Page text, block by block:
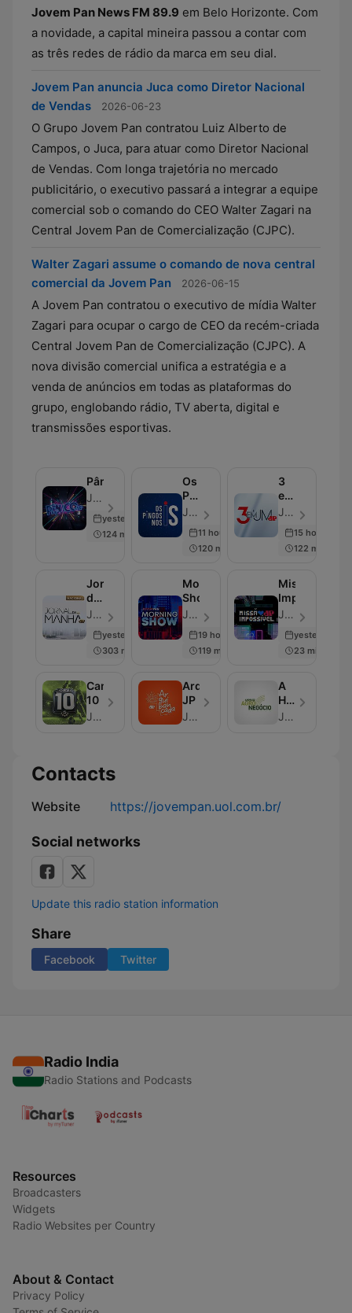
Jovem Pan News FM 89.9 em Belo Horizonte. Com
a novidade, a capital mineira passou a contar com
as três redes de rádio da marca em seu dial.
Jovem Pan anuncia Juca como Diretor Nacional
de Vendas
2026-06-23
O Grupo Jovem Pan contratou Luiz Alberto de
Campos, o Juca, para atuar como Diretor Nacional
de Vendas. Com longa trajetória no mercado
publicitário, o executivo passará a integrar a equipe
comercial sob o comando do CEO Walter Zagari na
Central Jovem Pan de Comercialização (CJPC).
Walter Zagari assume o comando de nova central
comercial da Jovem Pan
2026-06-15
A Jovem Pan contratou o executivo de mídia Walter
Zagari para ocupar o cargo de CEO da recém-criada
Central Jovem Pan de Comercialização (CJPC). A
nova divisão comercial unifica a estratégia e a
venda de anúncios em todas as plataformas do
grupo, englobando rádio, TV aberta, digital e
transmissões esportivas.
Pânico
Jovem Pan - Episode 675
yesterday
124 min
Os
Pingos
nos
Jovem Pan - Episode 628
11 hours ago
120 min
3
em
1Jovem Pan - Episode 1960
15 hours ago
122 min
Jornal
da
Manhã
Jovem Pan - Episode 3187
yesterday
303 min
Morning
Show
Jovem Pan - Episode 2036
19 hours ago
119 min
Missão
Impossível
Jovem Pan - Episode 1942
yesterday
23 min
Camisa
10
Jovem Pan
Arquibancada
JP
Jovem Pan
A
Hora
doJovem Pan
Contacts
Website https://jovempan.uol.com.br/
Social networks
Update this radio station information
Share
Facebook Twitter
Radio India
Radio Stations and Podcasts
Resources
Broadcasters
Widgets
Radio Websites per Country
About & Contact
Privacy Policy